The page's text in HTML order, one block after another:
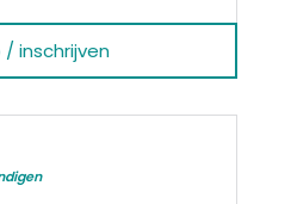
inschrijven